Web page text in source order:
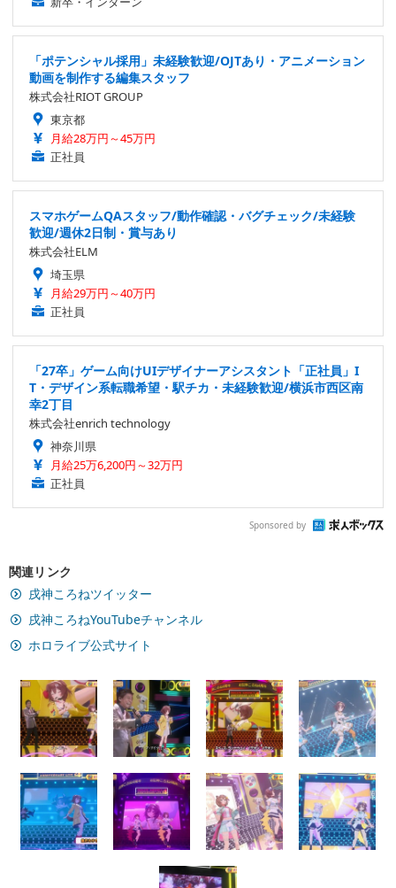
「ポテンシャル採用」未経験歓迎/OJTあり・アニメーション
動画を制作する編集スタッフ
株式会社RIOT GROUP
東京都
月給28万円～45万円
正社員
スマホゲームQAスタッフ/動作確認・バグチェック/未経験
歓迎/週休2日制・賞与あり
株式会社ELM
埼玉県
月給29万円～40万円
正社員
「27卒」ゲーム向けUIデザイナーアシスタント「正社員」I
T・デザイン系転職希望・駅チカ・未経験歓迎/横浜市西区南
幸2丁目
株式会社enrich technology
神奈川県
月給25万6,200円～32万円
正社員
Sponsored by
関連リンク
戌神ころねツイッター
戌神ころねYouTubeチャンネル
ホロライブ公式サイト